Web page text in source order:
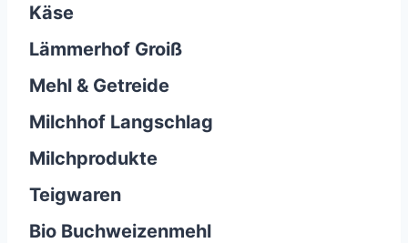
Käse
Lämmerhof Groiß
Mehl & Getreide
Milchhof Langschlag
Milchprodukte
Teigwaren
Bio Buchweizenmehl